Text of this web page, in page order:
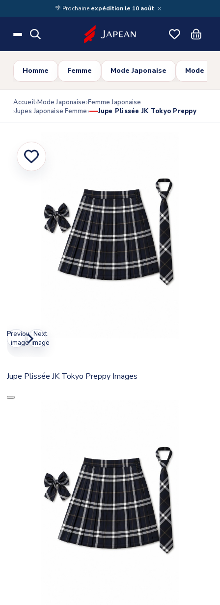
Skip to main content🌴 Prochaine expédition le 10 août ×
Homme Femme Mode Japonaise Mode
Accueil Mode Japonaise Femme Japonaise
Jupes Japonaise Femme
Jupe Plissée JK Tokyo Preppy
Previous
image
Next
image
Jupe Plissée JK Tokyo Preppy Images